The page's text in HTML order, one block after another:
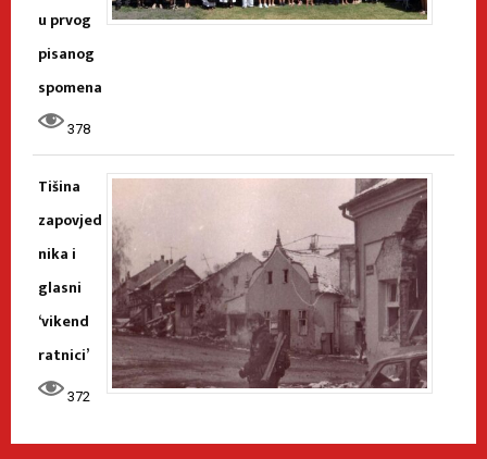
u prvog
pisanog
spomena
378
Tišina
zapovjed
nika i
glasni
‘vikend
ratnici’
372